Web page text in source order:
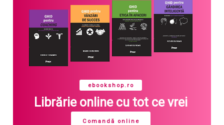
ebookshop.ro
Librărie online cu tot ce vrei
Comandă online